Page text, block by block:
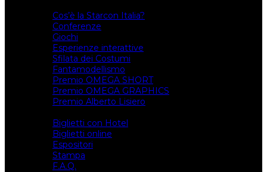
Cos’è la Starcon Italia?
Conferenze
Giochi
Esperienze interattive
Sfilata dei Costumi
Fantamodellismo
Premio OMEGA SHORT
Premio OMEGA GRAPHICS
Premio Alberto Lisiero
Biglietti con Hotel
Biglietti online
Espositori
Stampa
F.A.Q.